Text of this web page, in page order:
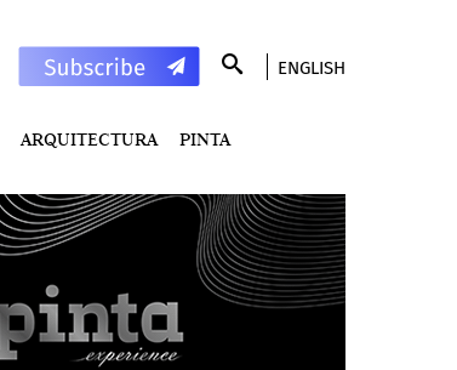
ENGLISH
ARQUITECTURA PINTA